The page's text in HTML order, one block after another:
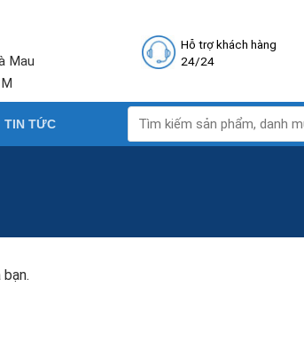
Mau
Hỗ trợ khách hàng
24/24
TIN TỨC